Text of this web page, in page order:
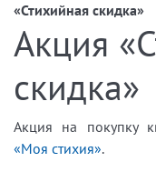
«Стихийная скидка»
Акция
скидка»
Акция на покупку
«Моя стихия».